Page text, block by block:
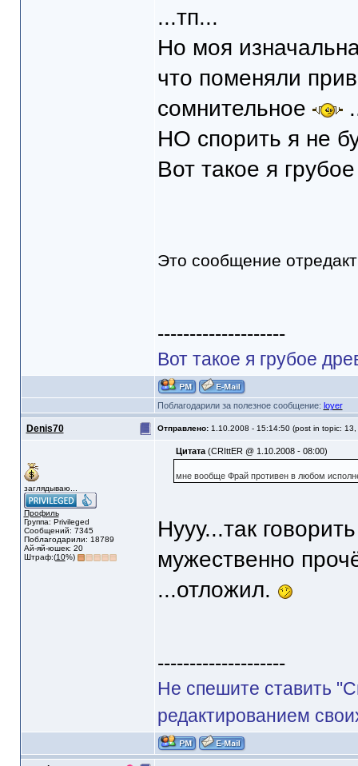
...тп...
Но моя
что поменяли
сомнительное
НО спорить я не
Вот такое я
Это сообщение
--------------------
Вот такое я грубое
Поблагодарили за полезное сообщение: loyer
Denis70 Отправлено: 1.10.2008 - 15:14:50 (post in topic: 13,
заглядываю...
Профиль
Группа: Privileged
Сообщений: 7345
Поблагодарили: 18789
Ай-яй-юшек: 20
Штраф:(10%)
Цитата(CRIttER @ 1.10.2008 - 08:00)
мне вообще Фрай противен в любом
Нууу...так
мужественно
...отложил.
--------------------
Не спешите ставить
редактированием